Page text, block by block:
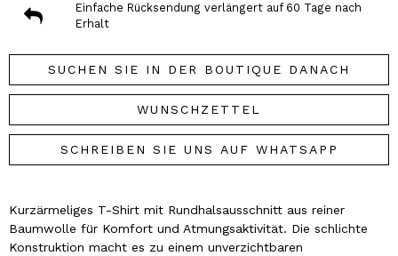
Einfache Rücksendung verlängert auf 60 Tage nach
Erhalt
SUCHEN SIE IN DER BOUTIQUE DANACH
WUNSCHZETTEL
SCHREIBEN SIE UNS AUF WHATSAPP
Kurzärmeliges T-Shirt mit Rundhalsausschnitt aus reiner
Baumwolle für Komfort und Atmungsaktivität. Die schlichte
Konstruktion macht es zu einem unverzichtbaren